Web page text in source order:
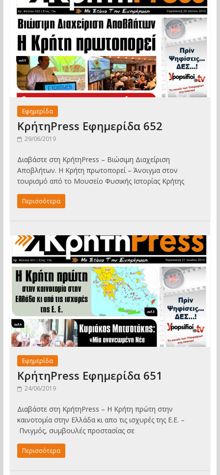
Εφημερίδα
ΚρήτηPress Εφημερίδα 652
29/06/2019
Διαβάστε στη ΚρήτηPress – Βιώσιμη Διαχείριση
Αποβλήτων. Η Κρήτη πρωτοπορεί – Άνοιγμα στον
τουρισμό από το Μουσείο Φυσικής Ιστορίας Κρήτης
Περισσότερα
Εφημερίδα
ΚρήτηPress Εφημερίδα 651
24/06/2019
Διαβάστε στη ΚρήτηPress – Η Κρήτη πρώτη στην
καινοτομία στην Ελλάδα κι απο τις ισχυρές της Ε.Ε. –
Πνιγμός, συμβουλές προστασίας σε
Περισσότερα